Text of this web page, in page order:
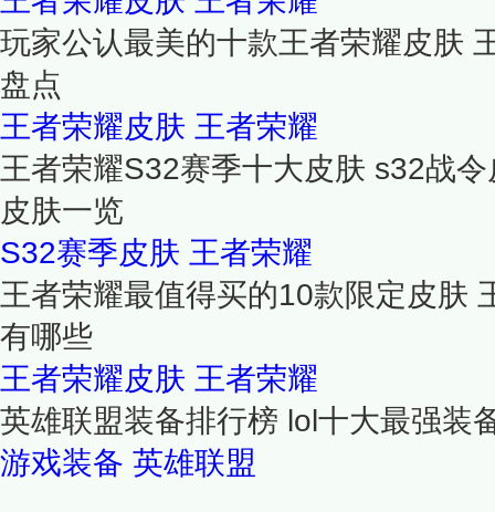
玩家公认最美的十款王者荣耀皮肤
盘点
王者荣耀皮肤 王者荣耀
王者荣耀S32赛季十大皮肤 s32战
皮肤一览
S32赛季皮肤 王者荣耀
王者荣耀最值得买的10款限定皮肤
有哪些
王者荣耀皮肤 王者荣耀
英雄联盟装备排行榜 lol十大最强装
游戏装备 英雄联盟